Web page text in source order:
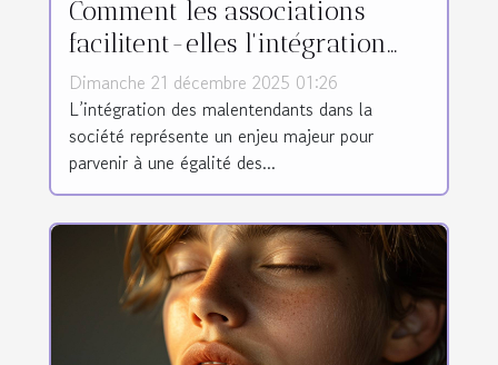
Comment les associations
facilitent-elles l'intégration
des malentendants ?
Dimanche 21 décembre 2025 01:26
L’intégration des malentendants dans la
société représente un enjeu majeur pour
parvenir à une égalité des...